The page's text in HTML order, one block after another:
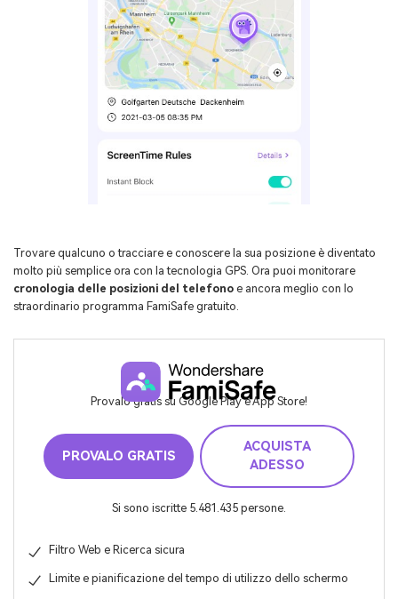
Trovare qualcuno o tracciare e conoscere la sua posizione è diventato
molto più semplice ora con la tecnologia GPS. Ora puoi monitorare
cronologia delle posizioni del telefono e ancora meglio con lo
straordinario programma FamiSafe gratuito.
Provalo gratis su Google Play e App Store!
PROVALO GRATIS
ACQUISTA
ADESSO
Si sono iscritte 5.481.435 persone.
Filtro Web e Ricerca sicura
Limite e pianificazione del tempo di utilizzo dello schermo